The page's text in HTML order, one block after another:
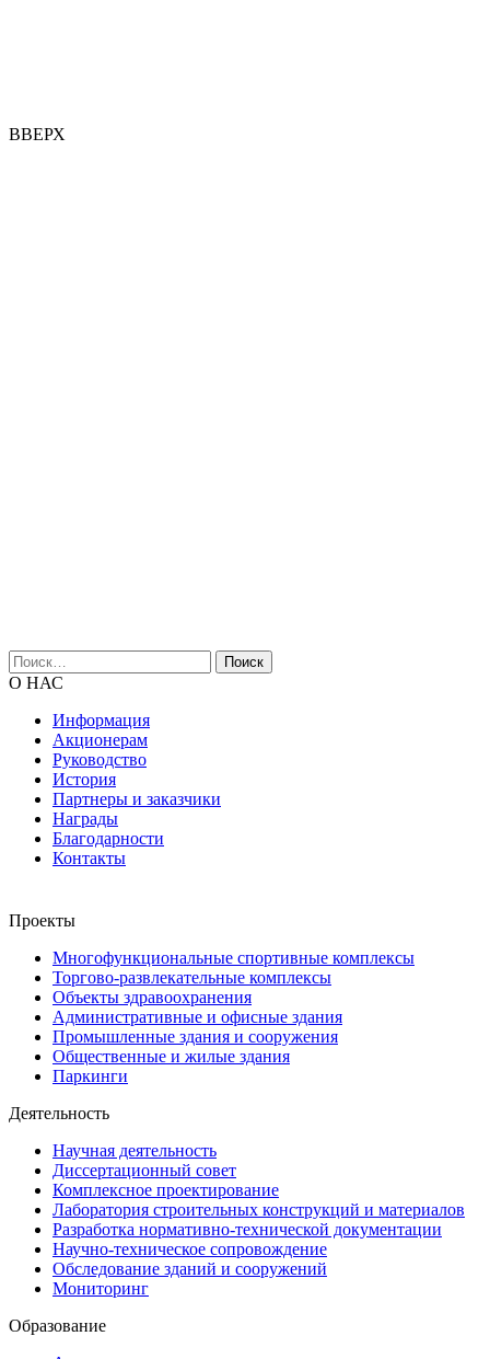
ВВЕРХ
Найти:
О НАС
Информация
Акционерам
Руководство
История
Партнеры и заказчики
Награды
Благодарности
Контакты
Проекты
Многофункциональные спортивные комплексы
Торгово-развлекательные комплексы
Объекты здравоохранения
Административные и офисные здания
Промышленные здания и сооружения
Общественные и жилые здания
Паркинги
Деятельность
Научная деятельность
Диссертационный совет
Комплексное проектирование
Лаборатория строительных конструкций и материалов
Разработка нормативно-технической документации
Научно-техническое сопровождение
Обследование зданий и сооружений
Мониторинг
Образование